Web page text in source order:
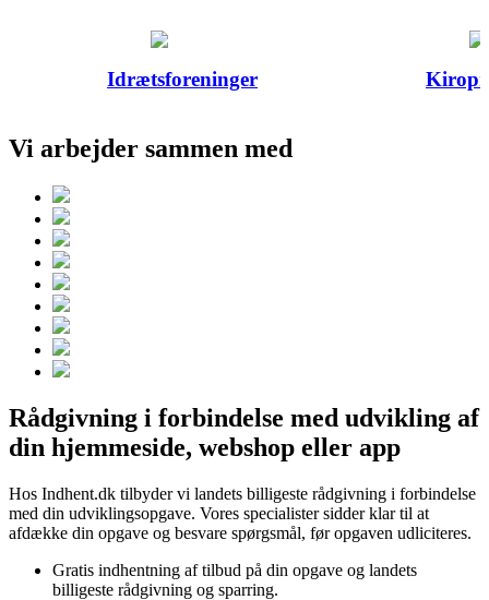
Idrætsforeninger
Vi arbejder sammen med
Rådgivning i forbindelse med udvikling af
din hjemmeside, webshop eller app
Hos Indhent.dk tilbyder vi landets billigeste rådgivning i forbindelse
med din udviklingsopgave. Vores specialister sidder klar til at
afdække din opgave og besvare spørgsmål, før opgaven udliciteres.
Gratis indhentning af tilbud på din opgave og landets
billigeste rådgivning og sparring.